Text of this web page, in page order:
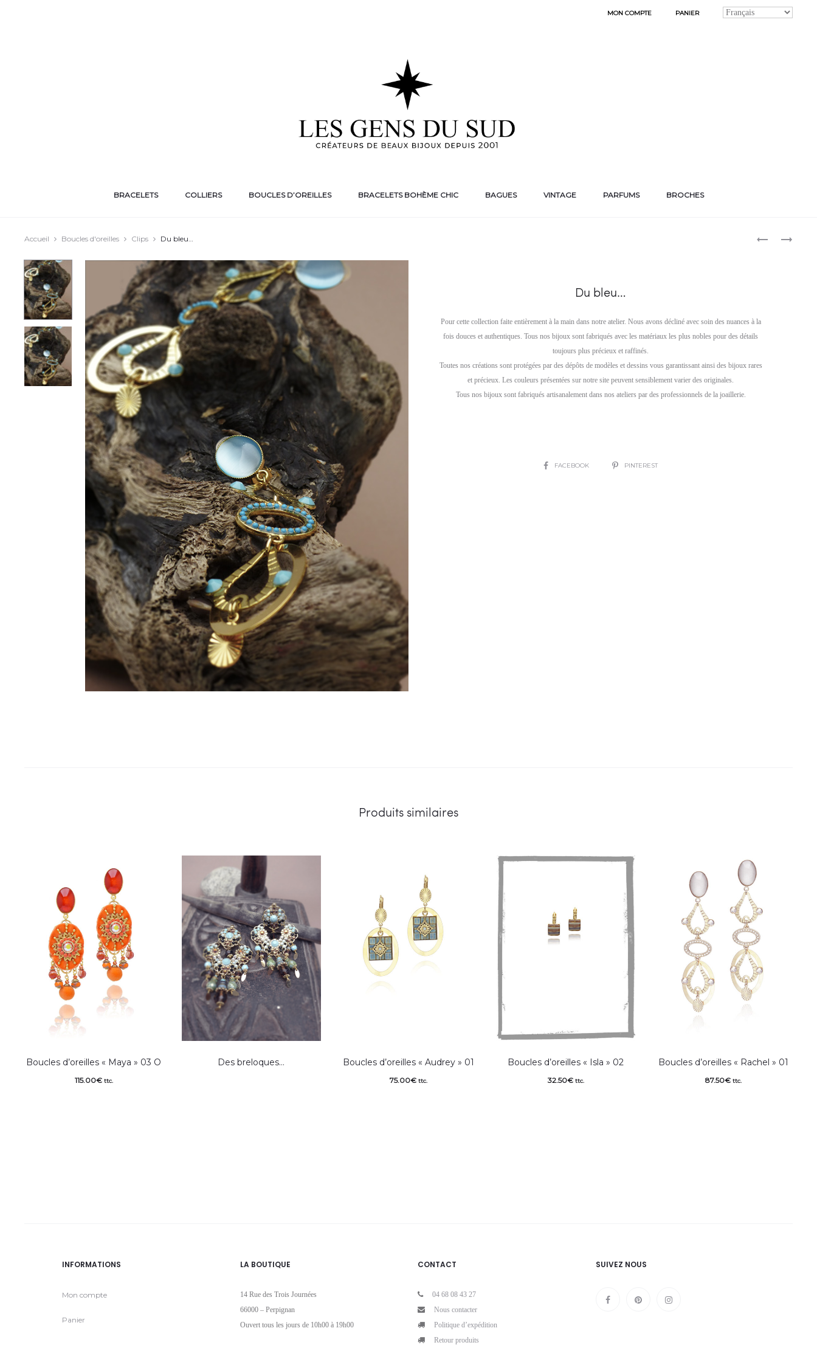
MON COMPTE PANIER
BRACELETS COLLIERS BOUCLES D’OREILLES BRACELETS BOHÈME CHIC BAGUES VINTAGE PARFUMS BROCHES
BOUCLES
Accueil Boucles d'oreilles Clips Du bleu…
Du bleu…
Pour cette collection faite entièrement à la main dans notre atelier. Nous avons décliné avec soin des nuances à la
fois douces et authentiques. Tous nos bijoux sont fabriqués avec les matériaux les plus nobles pour des détails
toujours plus précieux et raffinés.
Toutes nos créations sont protégées par des dépôts de modèles et dessins vous garantissant ainsi des bijoux rares
et précieux. Les couleurs présentées sur notre site peuvent sensiblement varier des originales.
Tous nos bijoux sont fabriqués artisanalement dans nos ateliers par des professionnels de la joaillerie.
SHAREFACEBOOK PINTEREST
Produits similaires
Boucles d’oreilles « Maya » 03 O
115.00€ ttc.
Des breloques… Boucles d’oreilles « Audrey » 01
75.00€ ttc.
Boucles d’oreilles « Isla » 02
32.50€ ttc.
Boucles d’oreilles « Rachel » 01
87.50€ ttc.
INFORMATIONS
Mon compte
Panier
LA BOUTIQUE
14 Rue des Trois Journées
66000 – Perpignan
Ouvert tous les jours de 10h00 à 19h00
CONTACT
04 68 08 43 27
Nous contacter
Politique d’expédition
Retour produits
SUIVEZ NOUS